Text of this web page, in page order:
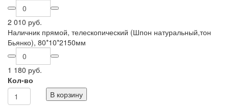
2 010 руб.
Наличник прямой, телескопический (Шпон натуральный,тон
Бьянко), 80*10*2150мм
1 180 руб.
Кол-во
В корзину